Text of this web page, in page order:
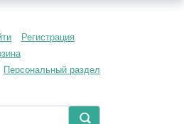
Регистрация
Персональный раздел